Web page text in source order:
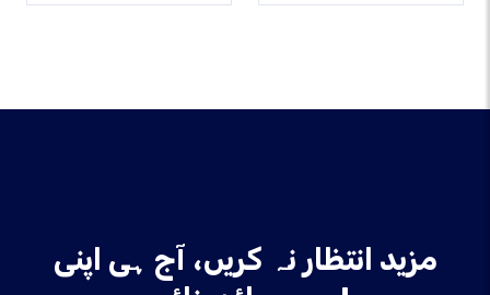
مزید انتظار نہ کریں، آج ہی اپنی